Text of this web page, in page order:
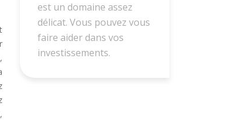
est un domaine assez
délicat. Vous pouvez vous
faire aider dans vos
investissements.